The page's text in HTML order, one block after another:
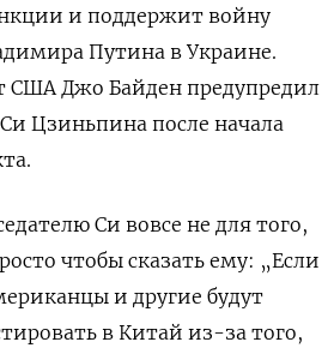
и поддержит войну
Путина в Украине.
США Джо Байден предупредил
Цзиньпина после начала
Си вовсе не для того,
чтобы сказать ему: „Если
и другие будут
в Китай из-за того,